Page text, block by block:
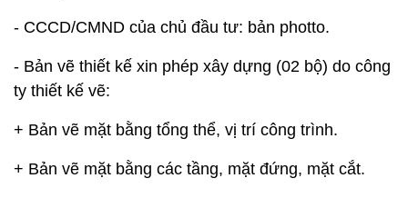
- CCCD/CMND của chủ đầu tư: bản photto.
- Bản vẽ thiết kế xin phép xây dựng (02 bộ) do công
ty thiết kế vẽ:
+ Bản vẽ mặt bằng tổng thể, vị trí công trình.
+ Bản vẽ mặt bằng các tầng, mặt đứng, mặt cắt.